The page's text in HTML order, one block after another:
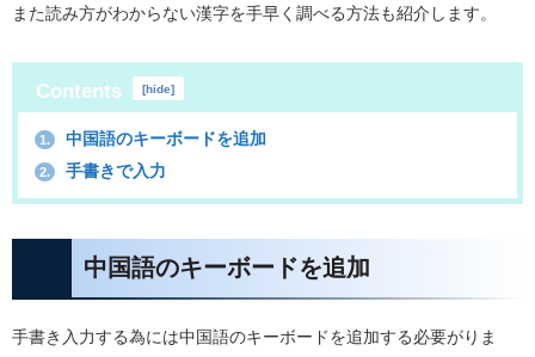
また読み方がわからない漢字を手早く調べる方法も紹介します。
Contents [hide]
1. 中国語のキーボードを追加
2. 手書きで入力
中国語のキーボードを追加
手書き入力する為には中国語のキーボードを追加する必要がりま